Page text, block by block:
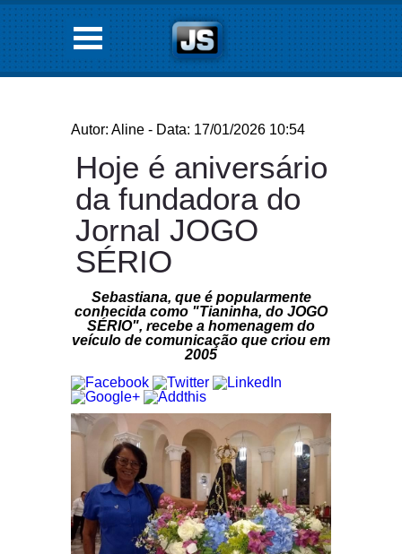
Autor: Aline - Data: 17/01/2026 10:54
Hoje é aniversário
da fundadora do
Jornal JOGO
SÉRIO
Sebastiana, que é popularmente
conhecida como "Tianinha, do JOGO
SÉRIO", recebe a homenagem do
veículo de comunicação que criou em
2005